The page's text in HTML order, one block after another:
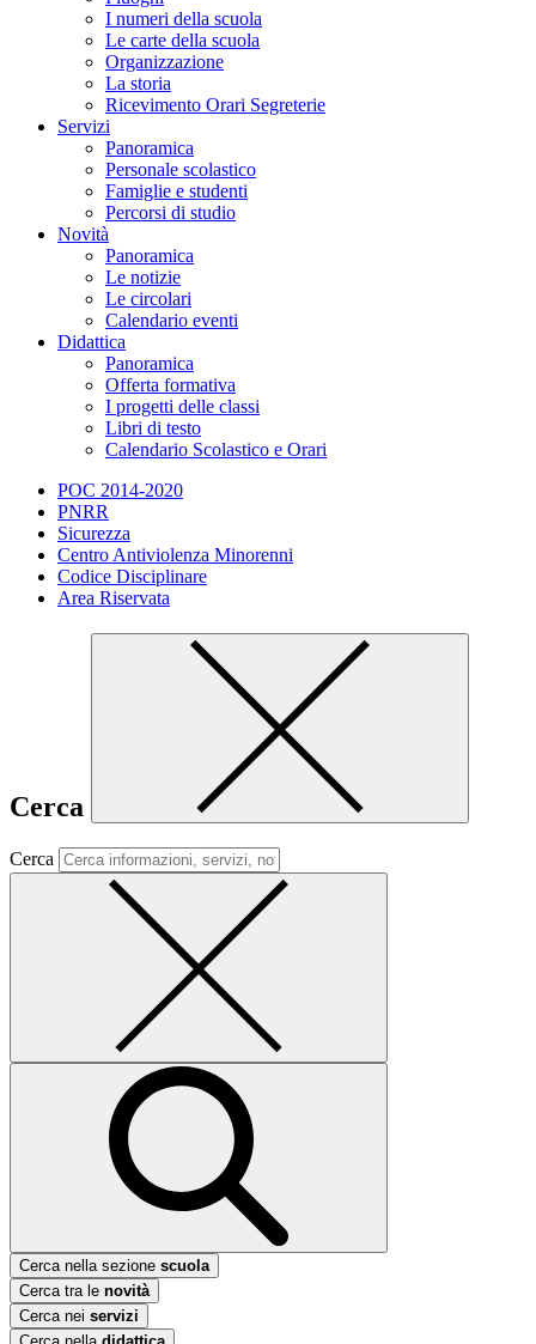
I numeri della scuola
Le carte della scuola
Organizzazione
La storia
Ricevimento Orari Segreterie
Servizi
Panoramica
Personale scolastico
Famiglie e studenti
Percorsi di studio
Novità
Panoramica
Le notizie
Le circolari
Calendario eventi
Didattica
Panoramica
Offerta formativa
I progetti delle classi
Libri di testo
Calendario Scolastico e Orari
POC 2014-2020
PNRR
Sicurezza
Centro Antiviolenza Minorenni
Codice Disciplinare
Area Riservata
Cerca
Cerca
Cerca nella sezione scuola
Cerca tra le novità
Cerca nei servizi